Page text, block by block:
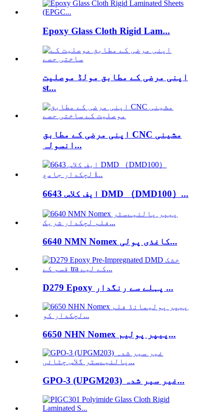
Epoxy Glass Cloth Rigid Lam...
اپنی مرضی کے مطابق مولڈ موصلیت
st...
اپنی مرضی کے مطابق CNC مشینی
انسولہ...
6643 ایف کلاس DMD （DMD100）...
6640 NMN Nomex کاغذی پولی...
D279 Epoxy پہلے سے رنگدار ...
6650 NHN Nomex پیپر پولیم...
GPO-3 (UPGM203) غیر سیر شدہ...